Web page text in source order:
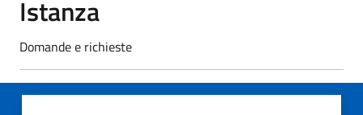
Istanza
Domande e richieste